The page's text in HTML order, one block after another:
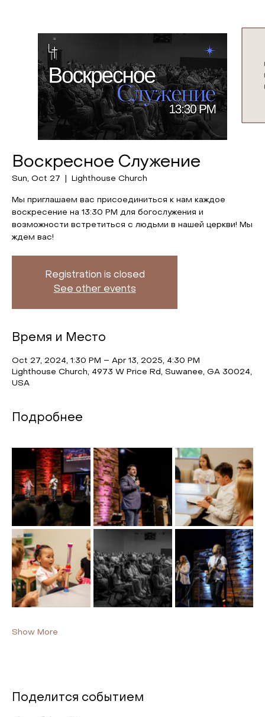
Воскресное Служение
Sun, Oct 27 Lighthouse Church
Мы приглашаем вас присоединиться к нам каждое
воскресение на 13:30 PM для богослужения и
возможности встретиться с людьми в нашей церкви! Мы
ждем вас!
Registration is closed
See other events
Время и Место
Oct 27, 2024, 1:30 PM – Apr 13, 2025, 4:30 PM
Lighthouse Church, 4973 W Price Rd, Suwanee, GA 30024,
USA
Подробнее
Show More
Поделится событием